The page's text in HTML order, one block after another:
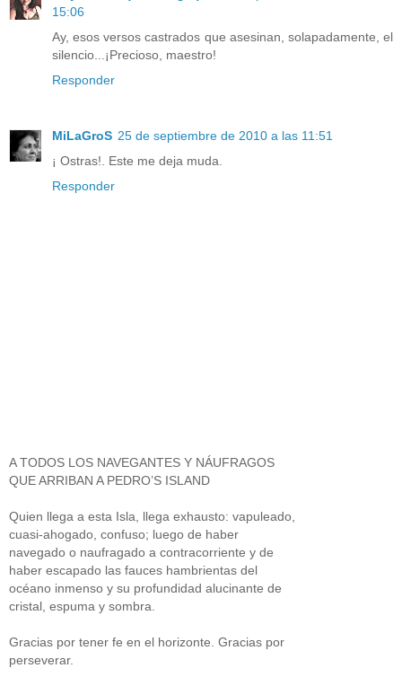
15:06
Ay, esos versos castrados que asesinan, solapadamente, el
silencio...¡Precioso, maestro!
Responder
MiLaGroS 25 de septiembre de 2010 a las 11:51
¡ Ostras!. Este me deja muda.
Responder
A TODOS LOS NAVEGANTES Y NÁUFRAGOS
QUE ARRIBAN A PEDRO’S ISLAND
Quien llega a esta Isla, llega exhausto: vapuleado,
cuasi-ahogado, confuso; luego de haber
navegado o naufragado a contracorriente y de
haber escapado las fauces hambrientas del
océano inmenso y su profundidad alucinante de
cristal, espuma y sombra.
Gracias por tener fe en el horizonte. Gracias por
perseverar.